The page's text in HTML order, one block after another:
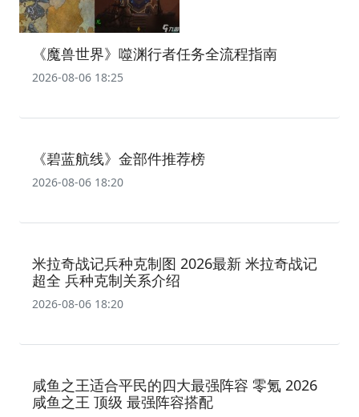
‌《魔兽世界》噬渊行者任务全流程指南‌
2026-08-06 18:25
《碧蓝航线》金部件推荐榜
2026-08-06 18:20
米拉奇战记兵种克制图 2026最新 米拉奇战记
超全 兵种克制关系介绍
2026-08-06 18:20
咸鱼之王适合平民的四大最强阵容 零氪 2026
咸鱼之王 顶级 最强阵容搭配